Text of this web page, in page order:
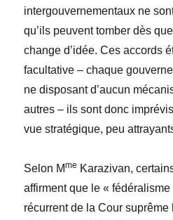
intergouvernementaux ne
qu’ils peuvent tomber dès
change d’idée. Ces accords
facultative – chaque
ne disposant d’aucun
autres – ils sont donc
vue stratégique, peu
Selon Mme Karazivan,
affirment que le « fédéralisme
récurrent de la Cour suprême